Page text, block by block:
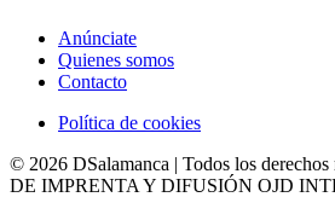
Anúnciate
Quienes somos
Contacto
Política de cookies
© 2026 DSalamanca | Todos los
DE IMPRENTA Y DIFUSIÓN OJD